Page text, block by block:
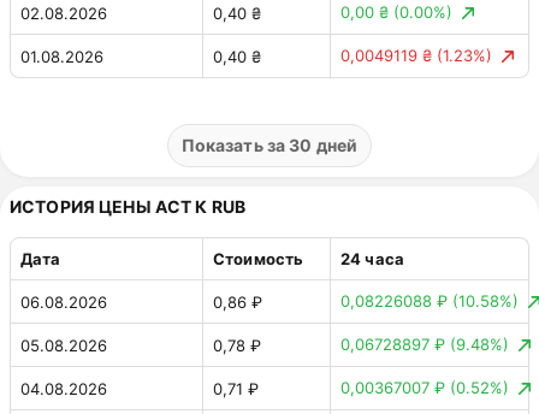
02.08.2026 0,40 ₴ 0,00 ₴ (0.00%)
01.08.2026 0,40 ₴ 0,0049119 ₴ (1.23%)
0,38 ₴ 0,00507939 ₴
27.07.2026 0,01610946 ₴
0,41 ₴ 0,0063103 ₴ (1.55%)
0,41 ₴ 0,01518485 ₴ (3.86%)
0,39 ₴ 0,00144202 ₴ (0.37%)
Показать за 30 дней
ИСТОРИЯ ЦЕНЫ ACT К RUB
Дата Стоимость 24 часа
06.08.2026 0,86 ₽ 0,08226088 ₽ (10.58%)
05.08.2026 0,78 ₽ 0,06728897 ₽ (9.48%)
04.08.2026 0,71 ₽ 0,00367007 ₽ (0.52%)